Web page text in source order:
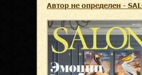
Автор не определен -